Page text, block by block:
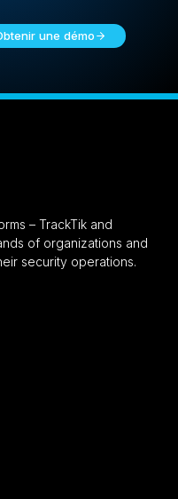
une démo
– TrackTik and
of organizations and
security operations.